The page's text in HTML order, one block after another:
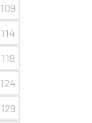
109
114
119
124
129